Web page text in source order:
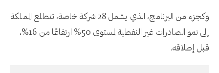
وكجزء من البرنامج، الذي يشمل 28 شركة خاصة، تتطلع المملكة
إلى نمو الصادرات غير النفطية لمستوى 50% ارتفاعًا من 16%،
قبل إطلاقه.